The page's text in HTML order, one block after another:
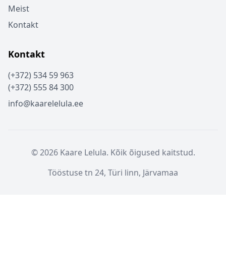
Meist
Kontakt
Kontakt
(+372) 534 59 963
(+372) 555 84 300
info@kaarelelula.ee
© 2026 Kaare Lelula. Kõik õigused kaitstud.
Tööstuse tn 24, Türi linn, Järvamaa